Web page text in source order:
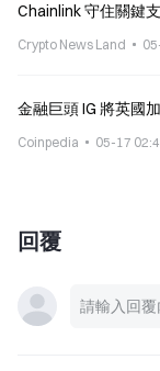
Chainlink 守住關鍵
Crypto News Land
金融巨頭 IG 將英國
Coinpedia 05-17
回覆